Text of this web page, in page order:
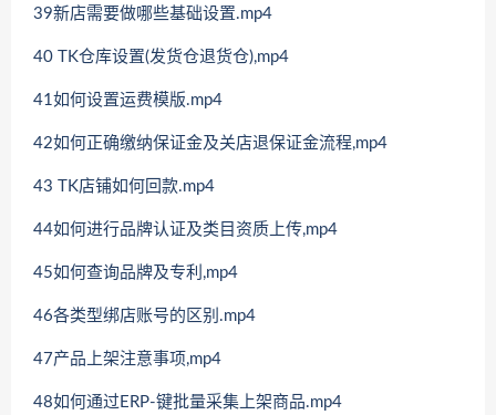
39新店需要做哪些基础设置.mp4
40 TK仓库设置(发货仓退货仓),mp4
41如何设置运费模版.mp4
42如何正确缴纳保证金及关店退保证金流程,mp4
43 TK店铺如何回款.mp4
44如何进行品牌认证及类目资质上传,mp4
45如何查询品牌及专利,mp4
46各类型绑店账号的区别.mp4
47产品上架注意事项,mp4
48如何通过ERP-键批量采集上架商品.mp4